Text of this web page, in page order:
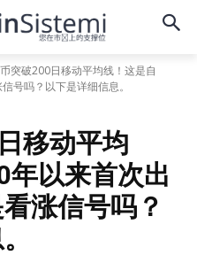
突破200日移动平均线！这是自
号吗？以下是详细信息。
移动平均
年以来首次出
涨信号吗？